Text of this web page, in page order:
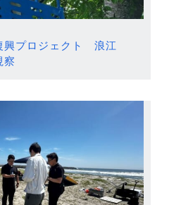
興プロジェクト 浪江
察